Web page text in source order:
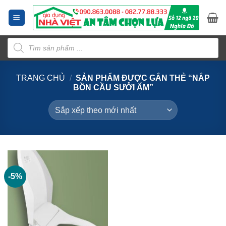
dung
Tìm
kiếm
sản
phẩm
TRANG CHỦ / SẢN PHẨM ĐƯỢC GẮN THẺ “NẮP
BỒN CẦU SƯỞI ẤM”
-5%